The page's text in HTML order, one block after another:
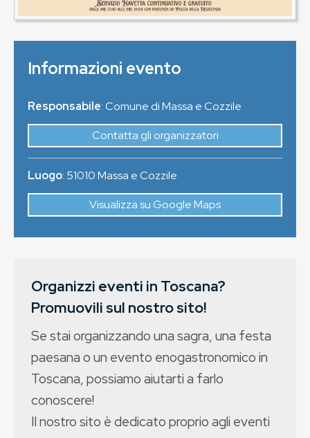
Informazioni evento
Responsabile: Comune di Massa e Cozzile
Contatta gli organizzatori
Luogo: 51010Massa e Cozzile
Visualizza su Google Maps
Organizzi eventi in Toscana?
Promuovili sul nostro sito!
Se stai organizzando una sagra, una festa
paesana o un evento enogastronomico in
Toscana, possiamo aiutarti a farlo
conoscere!
Il nostro sito è dedicato proprio agli eventi